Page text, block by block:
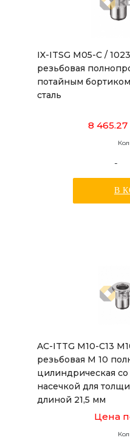
IX-ITSG M05-C /
резьбовая
потайным
сталь
8
-
В
AC-ITTG M10-C13
резьбовая М 10
цилиндрическая
насечкой для
длиной 21,5 мм
Цена